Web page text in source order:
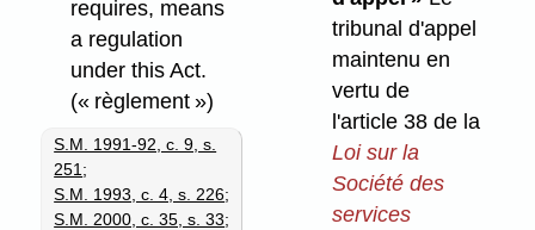
requires, means
a regulation
under this Act.
(« règlement »)
S.M. 1991-92, c. 9, s.
251 ;
S.M. 1993, c. 4, s. 226;
S.M. 2000, c. 35, s. 33;
tribunal d'appel
maintenu en
vertu de
l'article 38 de la
Loi sur la
Société des
services